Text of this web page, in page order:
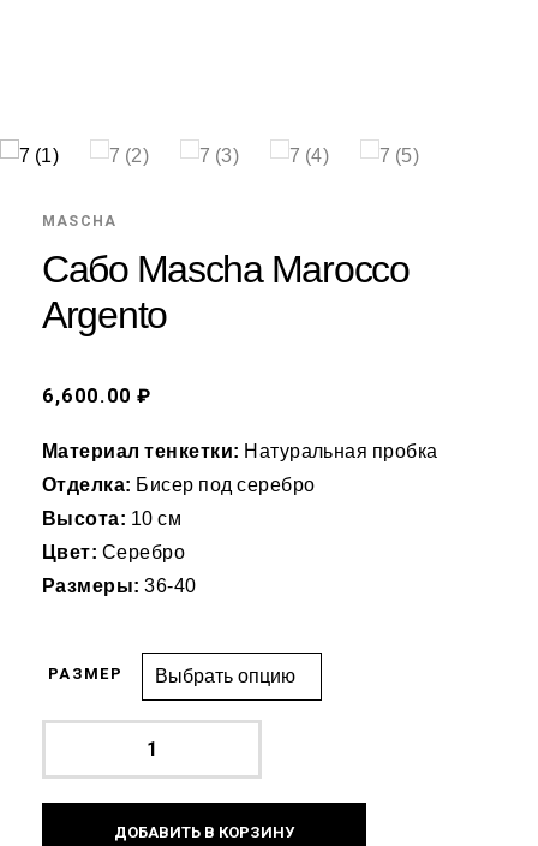
MASCHA
Сабо Mascha Marocco
Argento
6,600.00 ₽
Материал тенкетки: Натуральная пробка
Отделка: Бисер под серебро
Высота: 10 см
Цвет: Серебро
Размеры:36-40
РАЗМЕР
ДОБАВИТЬ В КОРЗИНУ